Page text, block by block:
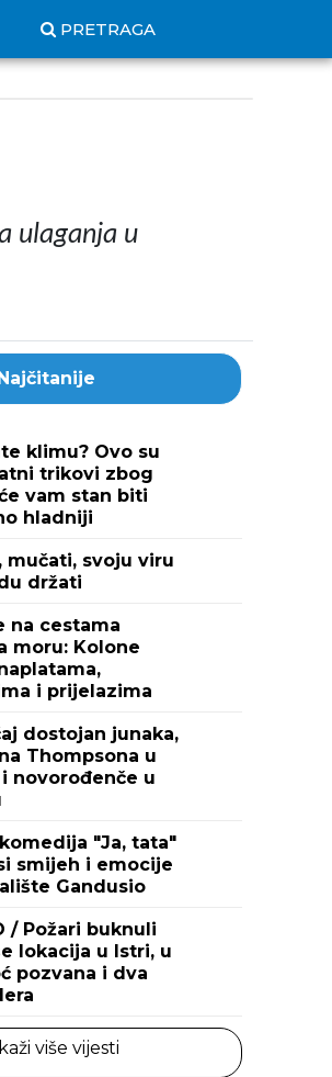
PRETRAGA
ulaganja u
klimu? Ovo su
trikovi zbog
vam stan biti
hladniji
mučati, svoju viru
držati
na cestama
moru: Kolone
i prijelazima
dostojan junaka,
Thompsona u
novorođenče u
"Ja, tata"
smijeh i emocije
Gandusio
/ Požari buknuli
lokacija u Istri, u
pozvana i dva
više vijesti